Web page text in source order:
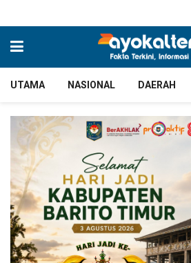
UTAMA NASIONAL DAERAH